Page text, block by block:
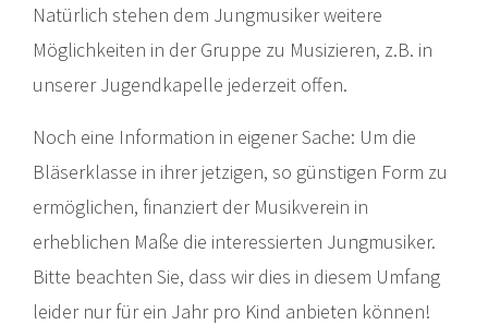
Natürlich stehen dem Jungmusiker weitere
Möglichkeiten in der Gruppe zu Musizieren, z.B. in
unserer Jugendkapelle jederzeit offen.
Noch eine Information in eigener Sache: Um die
Bläserklasse in ihrer jetzigen, so günstigen Form zu
ermöglichen, finanziert der Musikverein in
erheblichen Maße die interessierten Jungmusiker.
Bitte beachten Sie, dass wir dies in diesem Umfang
leider nur für ein Jahr pro Kind anbieten können!